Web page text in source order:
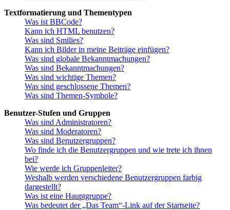
Textformatierung und Thementypen
Was ist BBCode?
Kann ich HTML benutzen?
Was sind Smilies?
Kann ich Bilder in meine Beiträge einfügen?
Was sind globale Bekanntmachungen?
Was sind Bekanntmachungen?
Was sind wichtige Themen?
Was sind geschlossene Themen?
Was sind Themen-Symbole?
Benutzer-Stufen und Gruppen
Was sind Administratoren?
Was sind Moderatoren?
Was sind Benutzergruppen?
Wo finde ich die Benutzergruppen und wie trete ich ihnen
bei?
Wie werde ich Gruppenleiter?
Weshalb werden verschiedene Benutzergruppen farbig
dargestellt?
Was ist eine Hauptgruppe?
Was bedeutet der „Das Team“-Link auf der Startseite?